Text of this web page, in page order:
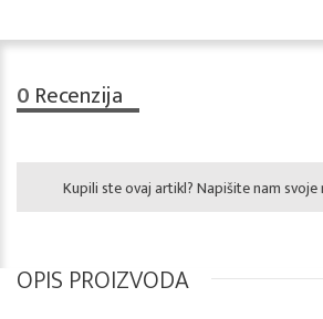
0 Recenzija
Kupili ste ovaj artikl? Napišite nam svoje
OPIS PROIZVODA